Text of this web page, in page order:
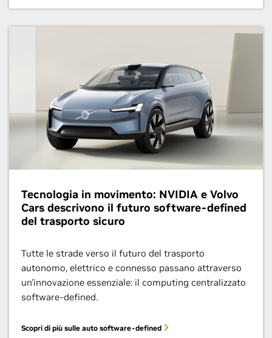
Tecnologia in movimento: NVIDIA e Volvo
Cars descrivono il futuro software-defined
del trasporto sicuro
Tutte le strade verso il futuro del trasporto
autonomo, elettrico e connesso passano attraverso
un'innovazione essenziale: il computing centralizzato
software-defined.
Scopri di più sulle auto software-defined